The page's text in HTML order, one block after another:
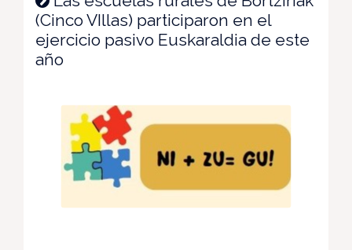
(Cinco VIllas) participaron en el
ejercicio pasivo Euskaraldia de este
año